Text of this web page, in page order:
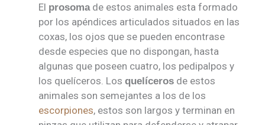
El prosomade estos animales esta formado
por los apéndices articulados situados en las
coxas, los ojos que se pueden encontrase
desde especies que no dispongan, hasta
algunas que poseen cuatro, los pedipalpos y
los quelíceros. Los quelíceros de estos
animales son semejantes a los de los
escorpiones, estos son largos y terminan en